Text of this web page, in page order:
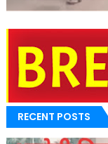
RECENT POSTS